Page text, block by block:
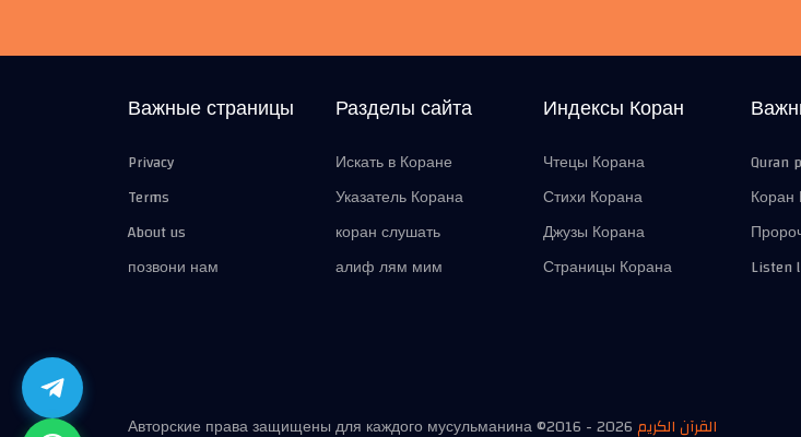
Важные страницы
Privacy
Terms
About us
позвони нам
Разделы сайта
Искать в Коране
Указатель Корана
коран слушать
алиф лям мим
Индексы Коран
Чтецы Корана
Стихи Корана
Джузы Корана
Страницы Корана
Quran
Listen
Авторские права защищены для каждого мусульманина ©2016 -2026القرآن الكريم